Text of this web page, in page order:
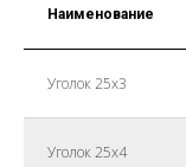
Наименование
Уголок 25х3
Уголок 25х4